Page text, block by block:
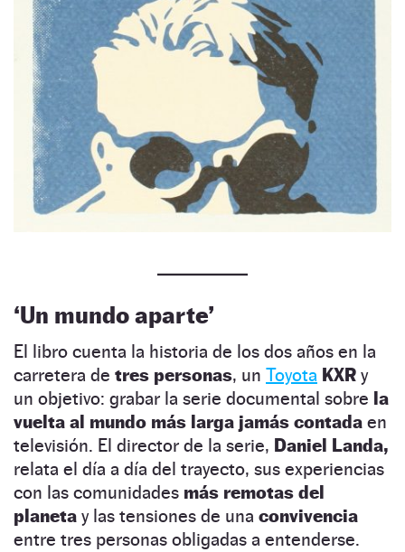
‘Un mundo aparte’
El libro cuenta la historia de los dos años en la
carretera de tres personas, un Toyota KXR y
un objetivo: grabar la serie documental sobre la
vuelta al mundo más larga jamás contada en
televisión. El director de la serie, Daniel Landa,
relata el día a día del trayecto, sus experiencias
con las comunidades más remotas del
planeta y las tensiones de una convivencia
entre tres personas obligadas a entenderse.